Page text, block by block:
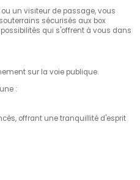
un visiteur de passage, vous
sécurisés aux box
qui s'offrent à vous dans
sur la voie publique.
:
offrant une tranquillité d'esprit